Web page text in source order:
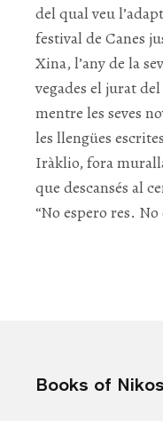
del qual veu
festival de Canes
Xina, l’any de la
vegades el jurat
mentre les seves
les llengües
Iràklio, fora
que descansés al
“No espero res.
Books of